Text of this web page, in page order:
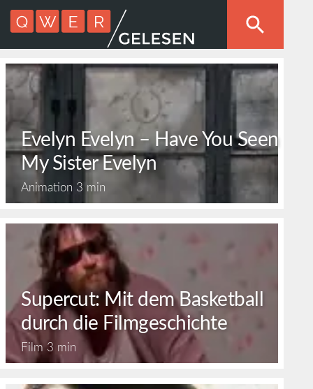
Evelyn Evelyn – Have You Seen
My Sister Evelyn
Animation 3 min
Supercut: Mit dem Basketball
durch die Filmgeschichte
Film3 min